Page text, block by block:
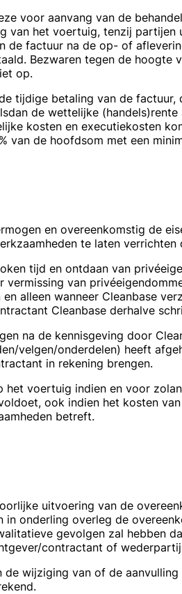
voor aanvang van de
het voertuig, tenzij partijen
de factuur na de op- of
Bezwaren tegen de hoogte
op.
tijdige betaling van de
de wettelijke
kosten en executiekosten
van de hoofdsom met een
en overeenkomstig de
te laten verrichten
tijd en ontdaan van
van
alleen wanneer Cleanbase
Cleanbase derhalve
na de kennisgeving door
velgen/onderdelen) heeft
in rekening brengen.
voertuig indien en voor
ook indien het kosten
betreft.
uitvoering van de
onderling overleg de
gevolgen zal hebben
contractant of
wijziging van of de